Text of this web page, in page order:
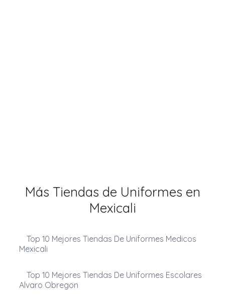
Más Tiendas de Uniformes en
Mexicali
Top 10 Mejores Tiendas De Uniformes Medicos
Mexicali
Top 10 Mejores Tiendas De Uniformes Escolares
Alvaro Obregon